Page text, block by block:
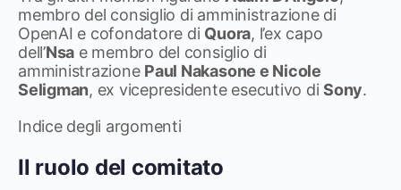
membro del consiglio di amministrazione di
OpenAI e cofondatore di Quora, l’ex capo
dell’Nsa e membro del consiglio di
amministrazione Paul Nakasone e Nicole
Seligman, ex vicepresidente esecutivo diSony.
Indice degli argomenti
Il ruolo del comitato